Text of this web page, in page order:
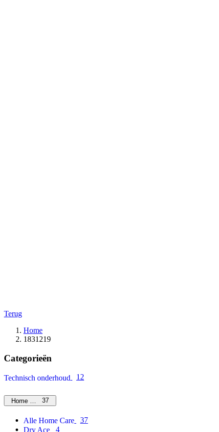
Terug
Home
1831219
Categorieën
Technisch onderhoud 12
Home Care37
Alle Home Care
37
Dry Ace
4